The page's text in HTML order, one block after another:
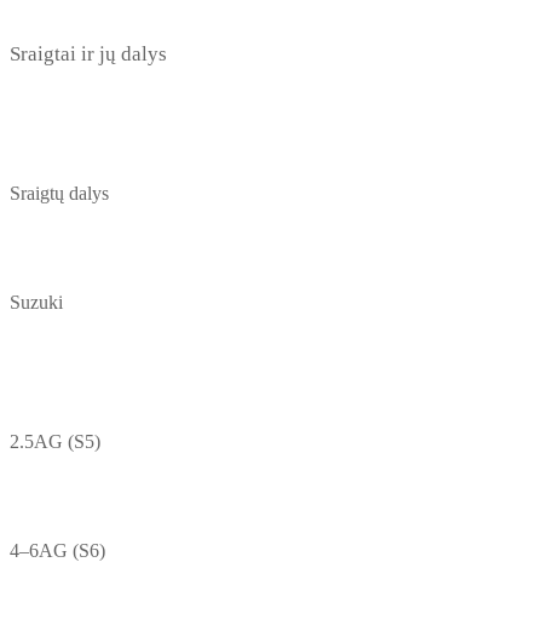
Sraigtai ir jų dalys
Sraigtų dalys
Suzuki
2.5AG (S5)
4–6AG (S6)